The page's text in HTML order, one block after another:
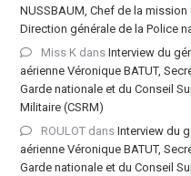
NUSSBAUM, Chef de la mission
Direction générale de la Police
Miss Kdans Interview du
aérienne Véronique BATUT,
Garde nationale et du Conseil
Militaire (CSRM)
ROULOTdans Interview du
aérienne Véronique BATUT,
Garde nationale et du Conseil